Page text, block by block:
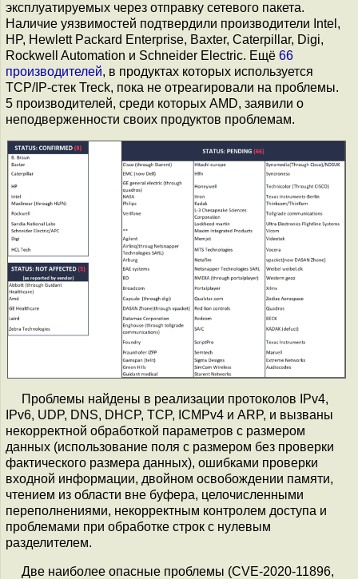
эксплуатируемых через отправку сетевого пакета.
Наличие уязвимостей подтвердили производители Intel,
HP, Hewlett Packard Enterprise, Baxter, Caterpillar, Digi,
Rockwell Automation и Schneider Electric. Ещё 66
производителей, в продуктах которых используется
TCP/IP-стек Treck, пока не отреагировали на проблемы.
5 производителей, среди которых AMD, заявили о
неподверженности своих продуктов проблемам.
Проблемы найдены в реализации протоколов IPv4,
IPv6, UDP, DNS, DHCP, TCP, ICMPv4 и ARP, и вызваны
некорректной обработкой параметров с размером
данных (использование поля с размером без проверки
фактического размера данных), ошибками проверки
входной информации, двойном освобождении памяти,
чтением из области вне буфера, целочисленными
переполнениями, некорректным контролем доступа и
проблемами при обработке строк с нулевым
разделителем.
Две наиболее опасные проблемы (CVE-2020-11896,